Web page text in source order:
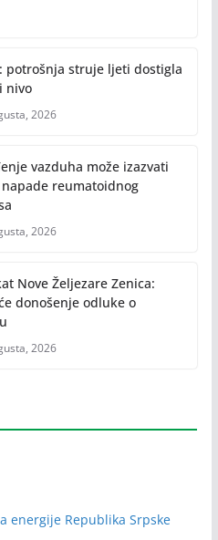
potrošnja struje ljeti dostigla
nivo
2026
vazduha može izazvati
reumatoidnog
2026
Nove Željezare Zenica:
donošenje odluke o
2026
energije Republika Srpske